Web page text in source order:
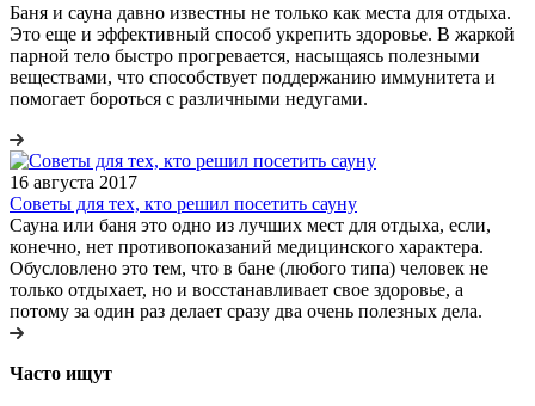
Баня и сауна давно известны не только как места для отдыха.
Это еще и эффективный способ укрепить здоровье. В жаркой
парной тело быстро прогревается, насыщаясь полезными
веществами, что способствует поддержанию иммунитета и
помогает бороться с различными недугами.
16 августа 2017
Советы для тех, кто решил посетить сауну
Сауна или баня это одно из лучших мест для отдыха, если,
конечно, нет противопоказаний медицинского характера.
Обусловлено это тем, что в бане (любого типа) человек не
только отдыхает, но и восстанавливает свое здоровье, а
потому за один раз делает сразу два очень полезных дела.
Часто ищут